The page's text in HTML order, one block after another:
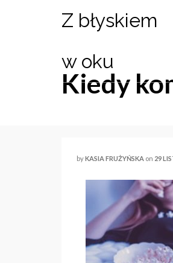
Z błyskiem
w oku
Kiedy
byKASIA FRUŻYŃSKA on 29